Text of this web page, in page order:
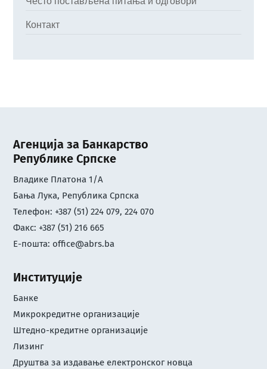
Контакт
Агенција за Банкарство
Републике Српске
Владике Платона 1/А
Бања Лука, Република Српска
Телефон: +387 (51) 224 079, 224 070
Факс: +387 (51) 216 665
Е-пошта: office@abrs.ba
Институције
Банке
Микрокредитне организације
Штедно-кредитне организације
Лизинг
Друштва за издавање електронског новца